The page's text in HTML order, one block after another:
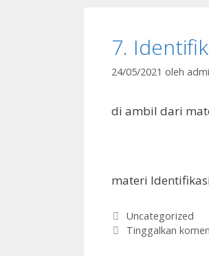
7.
24/05/2021 oleh
di ambil dari
materi
Kategori
Uncategorized
Tinggalkan